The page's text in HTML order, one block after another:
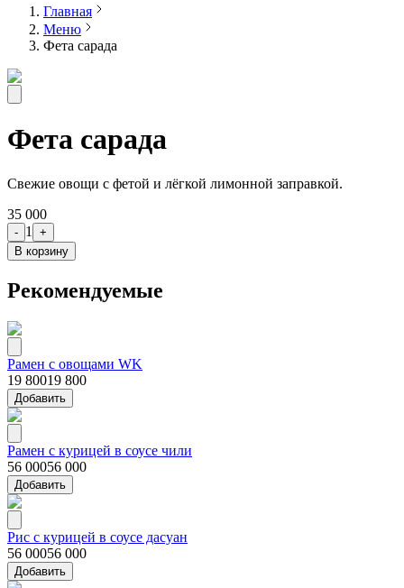
Главная
Меню
Фета сарада
Фета сарада
Свежие овощи с фетой и лёгкой лимонной заправкой.
35 000
- 1
+
В корзину
Рекомендуемые
Рамен с овощами WK
19 80019 800
Добавить
Рамен с курицей в соусе чили
56 00056 000
Добавить
Рис с курицей в соусе дасуан
56 00056 000
Добавить